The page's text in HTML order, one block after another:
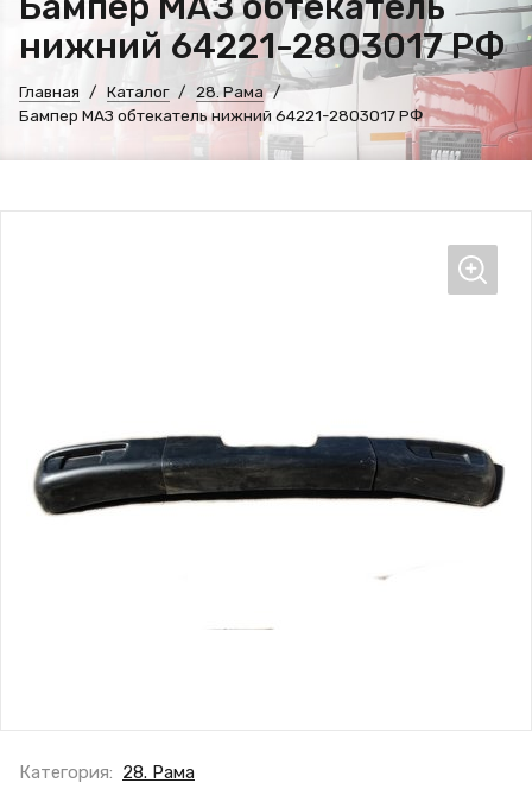
нижний 64221-2803017 РФ
Главная Каталог
28. Рама
Бампер МАЗ обтекатель нижний 64221-2803017 РФ
Категория: 28. Рама